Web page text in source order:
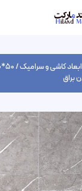
کاشی و سرامیک/
50*100